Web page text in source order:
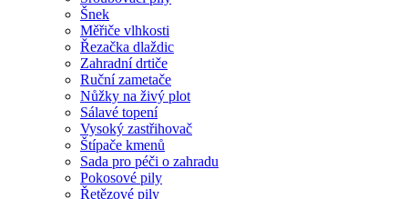
Měřiče vlhkosti
Řezačka dlaždic
Zahradní drtiče
Ruční zametače
Nůžky na živý plot
Sálavé topení
Vysoký zastřihovač
Štípače kmenů
Sada pro péči o zahradu
Pokosové pily
Řetězové pily
Vysavač listí